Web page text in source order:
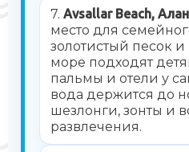
7. Avsallar Beach,
место для
золотистый песок
море подходят
пальмы и отели у
вода держится до
шезлонги, зонты и
развлечения.